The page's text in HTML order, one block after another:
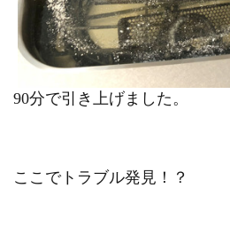
90分で引き上げました。
ここでトラブル発見！？